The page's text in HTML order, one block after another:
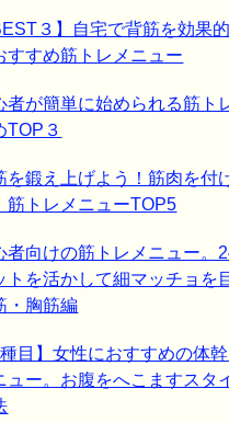
３】自宅で背筋を効果
すすめ筋トレメニュー
者が簡単に始められる筋ト
TOP３
を鍛え上げよう！筋肉を付
筋トレメニューTOP5
者向けの筋トレメニュー。
トを活かして細マッチョを
・胸筋編
種目】女性におすすめの体
ュー。お腹をへこますスタ